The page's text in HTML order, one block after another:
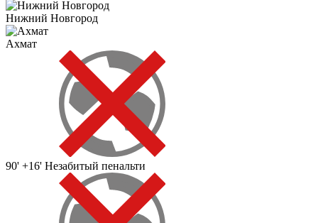
Нижний Новгород
Ахмат
90' +16' Незабитый пенальти